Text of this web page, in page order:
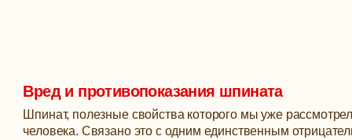
Вред и противопоказания шпината
Шпинат, полезные свойства которого мы уже
человека. Связано это с одним единственным